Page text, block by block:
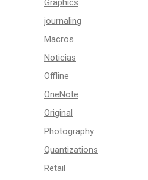
Graphics
journaling
Macros
Noticias
Offline
OneNote
Original
Photography
Quantizations
Retail